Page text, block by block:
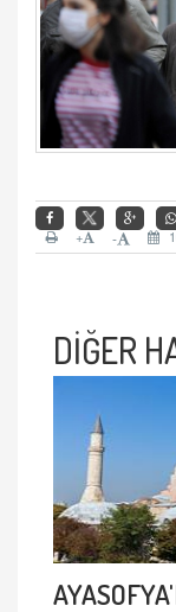
-
+
DİĞER